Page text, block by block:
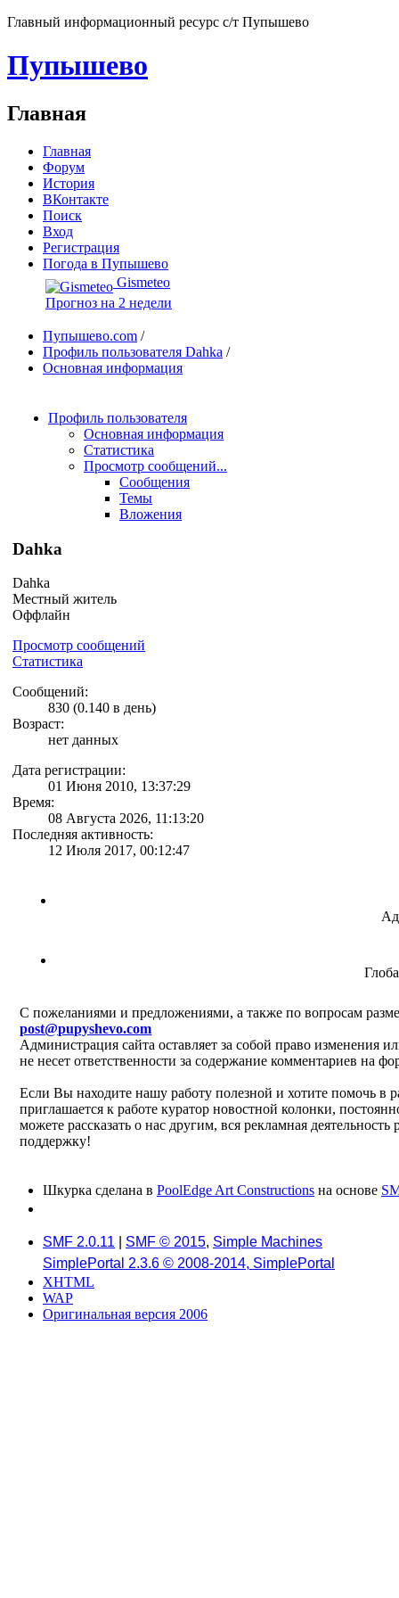
Главный информационный ресурс с/т Пупышево
Пупышево
Главная
Главная
Форум
История
ВКонтакте
Поиск
Вход
Регистрация
Погода в Пупышево
Gismeteo
Прогноз на 2 недели
Пупышево.com /
Профиль пользователя Dahka /
Основная информация
Профиль пользователя
Основная информация
Статистика
Просмотр сообщений...
Сообщения
Темы
Вложения
Dahka
Dahka
Местный житель
Оффлайн
Просмотр сообщений
Статистика
Сообщений:
830 (0.140 в день)
Возраст:
нет данных
Дата регистрации:
01 Июня 2010, 13:37:29
Время:
08 Августа 2026, 11:13:20
Последняя активность:
12 Июля 2017, 00:12:47
C пожеланиями и предложениями, а также по вопросам
post@pupyshevo.com
Администрация сайта оставляет за собой право изменения
не несет ответственности за содержание комментариев на
Если Вы находите нашу работу полезной и хотите помочь в
приглашается к работе куратор новостной колонки,
можете рассказать о нас другим, вся рекламная
поддержку!
Шкурка сделана в PoolEdge Art Constructions на основе
SMF 2.0.11 SMF © 2015, Simple Machines
SimplePortal 2.3.6 © 2008-2014, SimplePortal
XHTML
WAP
Оригинальная версия 2006